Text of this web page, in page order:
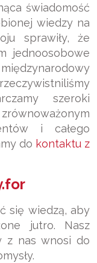
świadomość
wiedzy na
sprawiły, że
jednoosobowe
szeroki
i całego
do kontaktu z
się wiedzą, aby
jutro. Nasz
z nas wnosi do